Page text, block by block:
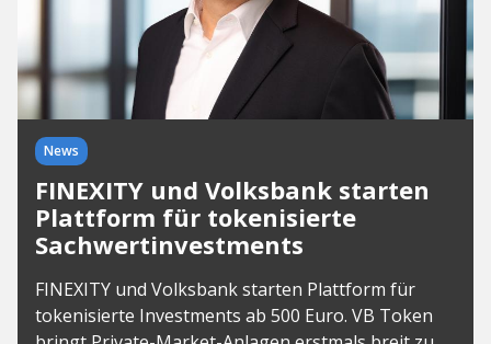
News
FINEXITY und Volksbank starten
Plattform für tokenisierte
Sachwertinvestments
FINEXITY und Volksbank starten Plattform für
tokenisierte Investments ab 500 Euro. VB Token